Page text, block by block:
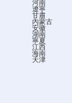
河南
遼寧
甘肅
內蒙古
安徽
湖南
寧夏
江西
海南
天津